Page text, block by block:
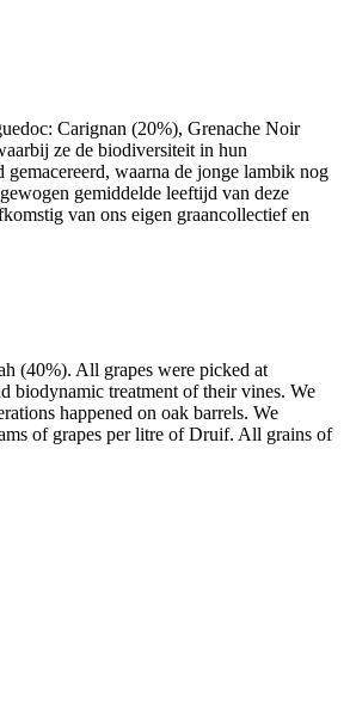
Carignan (20%), Grenache Noir
ze de biodiversiteit in hun
waarna de jonge lambik nog
gemiddelde leeftijd van deze
van ons eigen graancollectief en
(40%). All grapes were picked at
biodynamic treatment of their vines. We
happened on oak barrels. We
of grapes per litre of Druif. All grains of